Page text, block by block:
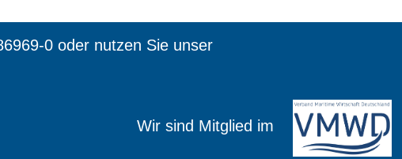
0 oder nutzen Sie unser
im